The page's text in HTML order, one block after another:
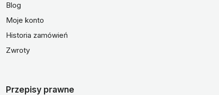
Blog
Moje konto
Historia zamówień
Zwroty
Przepisy prawne